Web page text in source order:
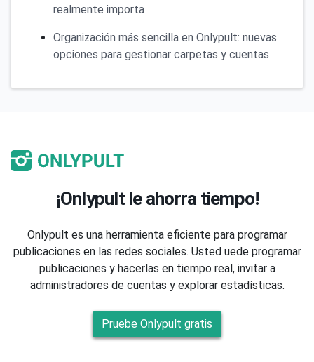
realmente importa
Organización más sencilla en Onlypult: nuevas
opciones para gestionar carpetas y cuentas
¡Onlypult le ahorra tiempo!
Onlypult es una herramienta eficiente para programar
publicaciones en las redes sociales. Usted uede programar
publicaciones y hacerlas en tiempo real, invitar a
administradores de cuentas y explorar estadísticas.
Pruebe Onlypult gratis